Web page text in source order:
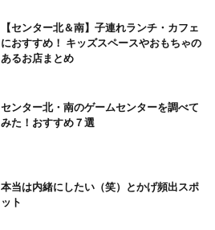
【センター北＆南】子連れランチ・カフェ
におすすめ！ キッズスペースやおもちゃの
あるお店まとめ
センター北・南のゲームセンターを調べて
みた！おすすめ７選
本当は内緒にしたい（笑）とかげ頻出スポ
ット